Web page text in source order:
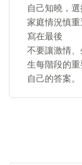
自己知曉，
家庭情況慎重
寫在最後
不要讓激情
生每階段的
自己的答案。